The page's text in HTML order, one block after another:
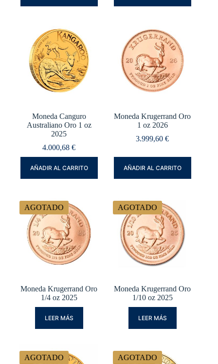
Moneda Canguro
Australiano Oro 1 oz
2025
4.000,68€
AÑADIR AL CARRITO
Moneda Krugerrand Oro
1 oz 2026
3.999,60€
AÑADIR AL CARRITO
AGOTADO
Moneda Krugerrand Oro
1/4 oz 2025
LEER MÁS
AGOTADO
Moneda Krugerrand Oro
1/10 oz 2025
LEER MÁS
AGOTADO AGOTADO